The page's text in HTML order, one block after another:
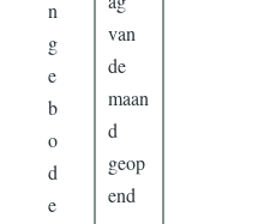
n
g
e
b
o
d
e
van
de
maan
d
geop
end